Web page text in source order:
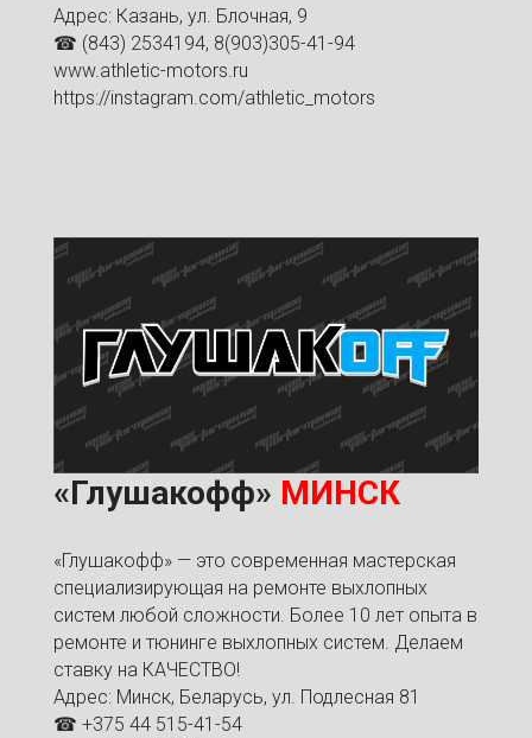
Адрес: Казань, ул. Блочная, 9
☎ (843) 2534194, 8(903)305-41-94
www.athletic-motors.ru
https://instagram.com/athletic_motors
«Глушакофф» МИНСК
«Глушакофф» — это современная мастерская
специализирующая на ремонте выхлопных
систем любой сложности. Более 10 лет опыта в
ремонте и тюнинге выхлопных систем. Делаем
ставку на КАЧЕСТВО!
Адрес: Минск, Беларусь, ул. Подлесная 81
☎ +375 44 515-41-54